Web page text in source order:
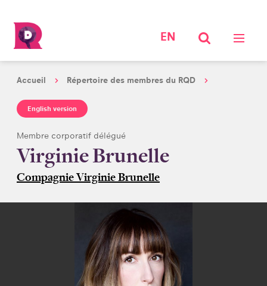
EN
Accueil Répertoire des membres du RQD
English version
Membre corporatif délégué
Virginie Brunelle
Compagnie Virginie Brunelle